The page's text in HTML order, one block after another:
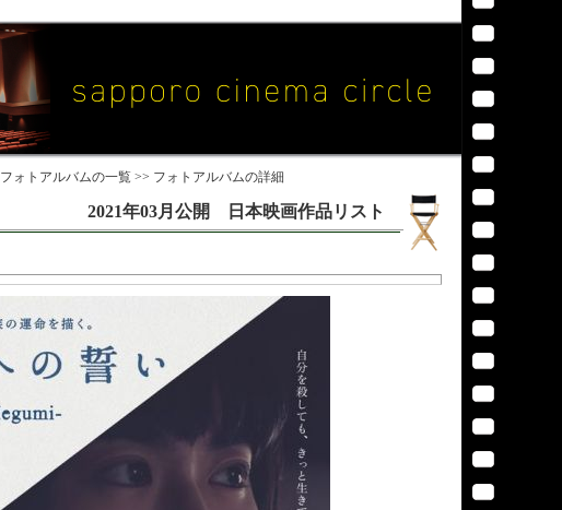
フォトアルバムの一覧 >> フォトアルバムの詳細
2021年03月公開 日本映画作品リスト